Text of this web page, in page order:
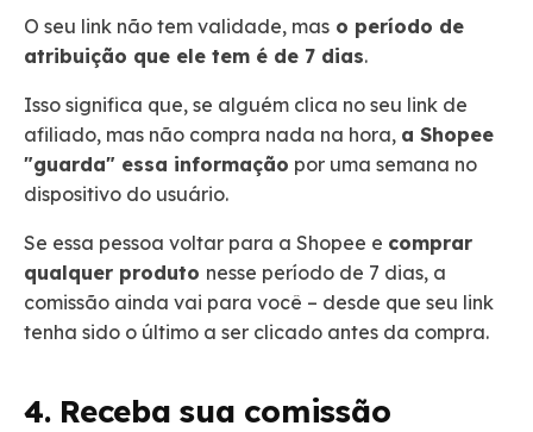
O seu link não tem validade, mas o período de
atribuição que ele tem é de 7 dias.
Isso significa que, se alguém clica no seu link de
afiliado, mas não compra nada na hora, a Shopee
"guarda" essa informação por uma semana no
dispositivo do usuário.
Se essa pessoa voltar para a Shopee e comprar
qualquer produto nesse período de 7 dias, a
comissão ainda vai para você – desde que seu link
tenha sido o último a ser clicado antes da compra.
4. Receba sua comissão